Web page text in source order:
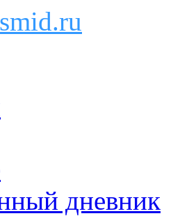
дневник